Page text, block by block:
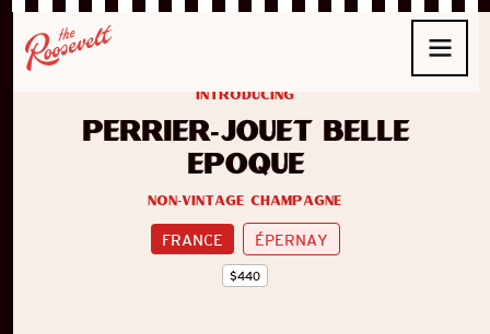
Perrier-Jouët Belle
Époque
Non-Vintage Champagne
FRANCE ÉPERNAY
$440
introducing